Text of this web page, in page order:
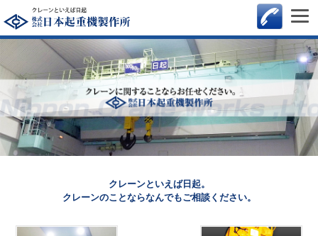
クレーンといえば日起。
クレーンのことならなんでもご相談ください。